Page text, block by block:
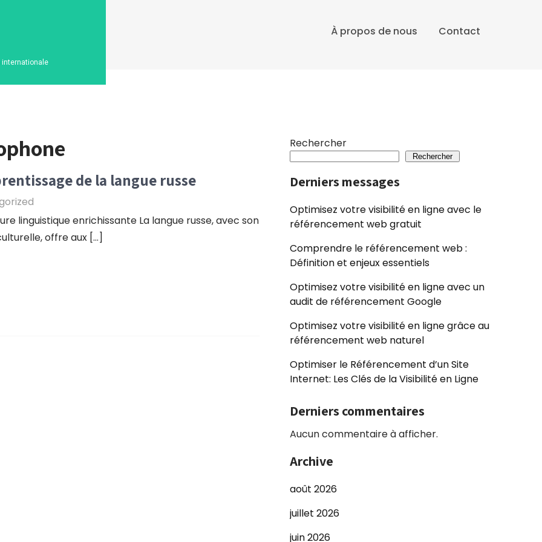
internationale
À propos de nous Contact
de la langue russe
linguistique enrichissante La langue russe, avec son
offre aux […]
Rechercher
Rechercher
Derniers messages
Optimisez votre visibilité en ligne avec le
référencement web gratuit
Comprendre le référencement web :
Définition et enjeux essentiels
Optimisez votre visibilité en ligne avec un
audit de référencement Google
Optimisez votre visibilité en ligne grâce au
référencement web naturel
Optimiser le Référencement d’un Site
Internet: Les Clés de la Visibilité en Ligne
Derniers commentaires
Aucun commentaire à afficher.
Archive
août 2026
juillet 2026
juin 2026